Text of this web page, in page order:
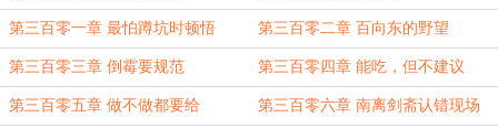
第三百零一章 最怕蹲坑时顿悟 第三百零二章 百向东的野望
第三百零三章 倒霉要规范 第三百零四章 能吃，但不建议
第三百零五章 做不做都要给 第三百零六章 南离剑斋认错现场